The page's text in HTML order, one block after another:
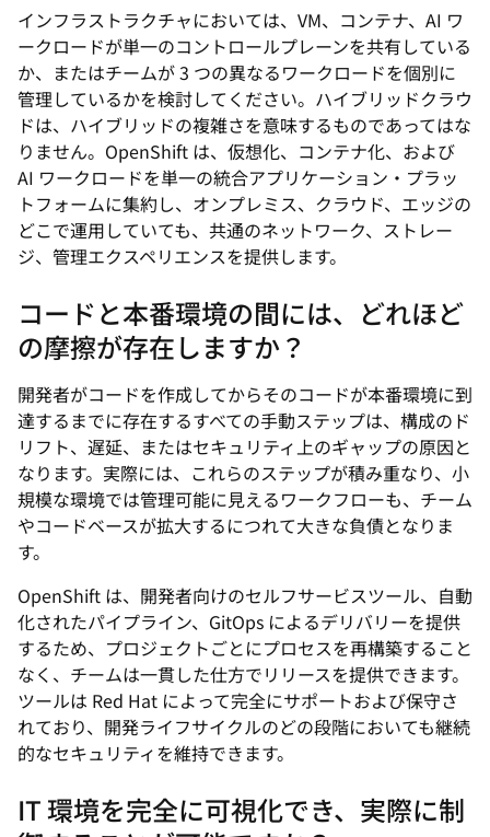
インフラストラクチャにおいては、VM、コンテナ、AI ワ
ークロードが単一のコントロールプレーンを共有している
か、またはチームが 3 つの異なるワークロードを個別に
管理しているかを検討してください。ハイブリッドクラウ
ドは、ハイブリッドの複雑さを意味するものであってはな
りません。OpenShift は、仮想化、コンテナ化、および
AI ワークロードを単一の統合アプリケーション・プラッ
トフォームに集約し、オンプレミス、クラウド、エッジの
どこで運用していても、共通のネットワーク、ストレー
ジ、管理エクスペリエンスを提供します。
コードと本番環境の間には、どれほど
の摩擦が存在しますか？
開発者がコードを作成してからそのコードが本番環境に到
達するまでに存在するすべての手動ステップは、構成のド
リフト、遅延、またはセキュリティ上のギャップの原因と
なります。実際には、これらのステップが積み重なり、小
規模な環境では管理可能に見えるワークフローも、チーム
やコードベースが拡大するにつれて大きな負債となりま
す。
OpenShift は、開発者向けのセルフサービスツール、自動
化されたパイプライン、GitOps によるデリバリーを提供
するため、プロジェクトごとにプロセスを再構築すること
なく、チームは一貫した仕方でリリースを提供できます。
ツールは Red Hat によって完全にサポートおよび保守さ
れており、開発ライフサイクルのどの段階においても継続
的なセキュリティを維持できます。
IT 環境を完全に可視化でき、実際に制